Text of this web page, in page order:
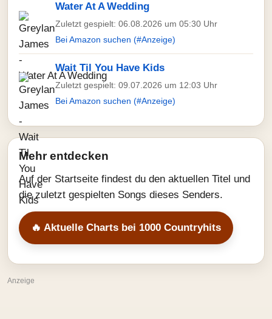
Water At A Wedding
Zuletzt gespielt: 06.08.2026 um 05:30 Uhr
Bei Amazon suchen (#Anzeige)
Wait Til You Have Kids
Zuletzt gespielt: 09.07.2026 um 12:03 Uhr
Bei Amazon suchen (#Anzeige)
Mehr entdecken
Auf der Startseite findest du den aktuellen Titel und
die zuletzt gespielten Songs dieses Senders.
🔥 Aktuelle Charts bei 1000 Countryhits
Anzeige